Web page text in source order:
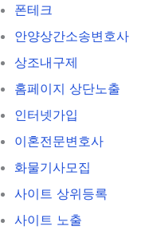
폰테크
안양상간소송변호사
상조내구제
홈페이지 상단노출
인터넷가입
이혼전문변호사
화물기사모집
사이트 상위등록
사이트 노출